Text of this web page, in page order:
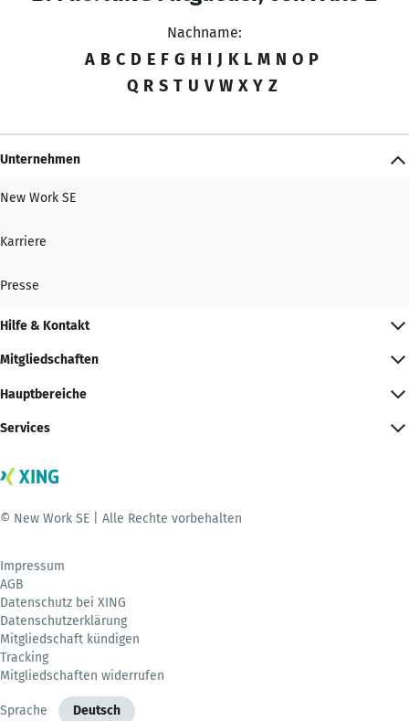
Nachname:
A B C D E F G H I J K L M N O P
Q R S T U V W X Y Z
Unternehmen
New Work SE
Karriere
Presse
Hilfe & Kontakt
Mitgliedschaften
Hauptbereiche
Services
© New Work SE | Alle Rechte vorbehalten
Impressum
AGB
Datenschutz bei XING
Datenschutzerklärung
Mitgliedschaft kündigen
Tracking
Mitgliedschaften widerrufen
Sprache Deutsch